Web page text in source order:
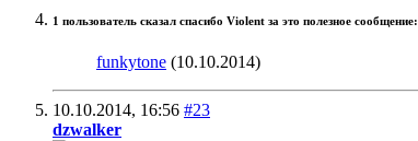
1 пользователь сказал cпасибо Violent за это полезное сообщение:
funkytone (10.10.2014)
10.10.2014, 16:56 #23
dzwalker